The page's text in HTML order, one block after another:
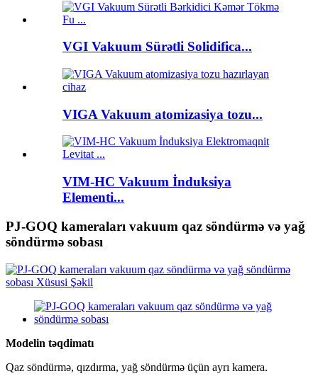
VGI Vakuum Sürətli Solidifica...
VIGA Vakuum atomizasiya tozu...
VIM-HC Vakuum İnduksiya
Elementi...
PJ-GOQ kameraları vakuum qaz söndürmə və yağ
söndürmə sobası
Modelin təqdimatı
Qaz söndürmə, qızdırma, yağ söndürmə üçün ayrı kamera.